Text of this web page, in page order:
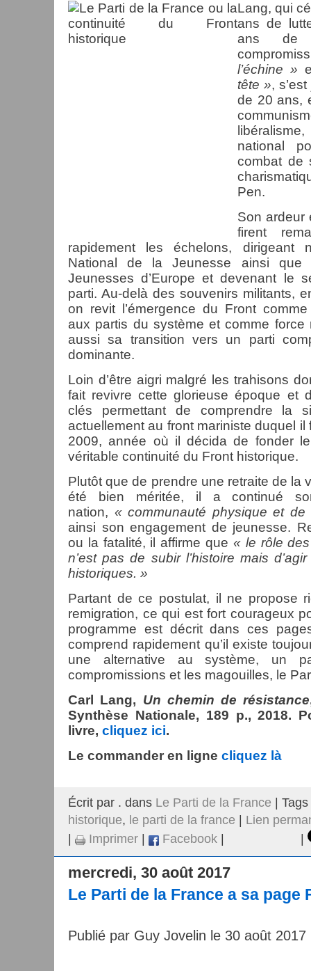
Lang, qui
ans de
ans de
l’échine »
tête »,
de 20 ans,
national
combat de
Pen.
Son ardeur
firent
rapidement les échelons, dirigeant
National de la Jeunesse ainsi que
Jeunesses d’Europe et devenant le
parti. Au-delà des souvenirs militants,
on revit l’émergence du Front
aux partis du système et comme force
aussi sa transition vers un parti
dominante.
Loin d’être aigri malgré les trahisons
fait revivre cette glorieuse époque et
clés permettant de comprendre la
actuellement au front mariniste duquel il
2009, année où il décida de fonder
véritable continuité du Front historique.
Plutôt que de prendre une retraite de la
été bien méritée, il a continué
nation, « communauté physique et de
ainsi son engagement de jeunesse.
ou la fatalité, il affirme que « le rôle
n’est pas de subir l’histoire mais
historiques. »
Partant de ce postulat, il ne propose
remigration, ce qui est fort courageux
programme est décrit dans ces
comprend rapidement qu’il existe
une alternative au système, un
compromissions et les magouilles, le
Carl Lang, Un chemin de résistance
Synthèse Nationale, 189 p., 2018.
livre, cliquez ici.
Le commander en ligne cliquez là
Écrit par . dans Le Parti de la France |
historique, le parti de la france
Lien
Imprimer Facebook
mercredi, 30 août 2017
Le Parti de la France a sa page
Publié par Guy Jovelin le 30 août 2017